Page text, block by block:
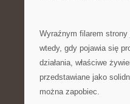
Wyraźnym filarem
wtedy, gdy pojawia się
działania, właściwe
przedstawiane jako
można zapobiec.